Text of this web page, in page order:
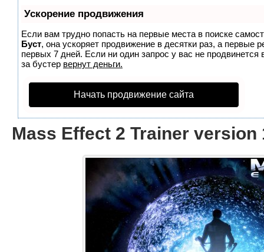
Ускорение продвижения
Если вам трудно попасть на первые места в поиске
Буст, она ускоряет продвижение в десятки раз, а первые
первых 7 дней. Если ни один запрос у вас не продвинется
за бустер вернут деньги.
Начать продвижение сайта
Mass Effect 2 Trainer version